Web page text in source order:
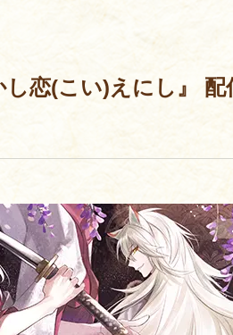
恋(こい)えにし』 配